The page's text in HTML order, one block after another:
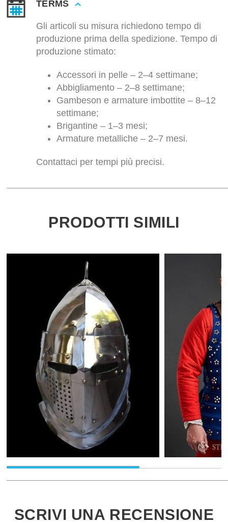
TERMS
Gli articoli su misura richiedono tempo di
produzione prima della spedizione. Tempo di
produzione stimato:
Accessori in pelle – 2–4 settimane;
Abbigliamento – 2–8 settimane;
Gambeson e armature imbottite – 8–12
settimane;
Brigantine – 1–3 mesi;
Armature metalliche – 2–7 mesi.
Contattaci per tempi più precisi.
PRODOTTI SIMILI
SCRIVI UNA RECENSIONE